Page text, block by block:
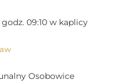
09:10 w kaplicy
Osobowice